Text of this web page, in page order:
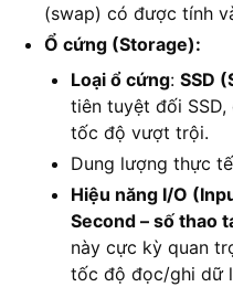
(swap) có được tính
Ổ cứng (Storage):
Loại ổ cứng: SSD
tiên tuyệt đối
tốc độ vượt trội.
Dung lượng thực
Hiệu năng I/O
Second – số thao
này cực kỳ quan
tốc độ đọc/ghi dữ